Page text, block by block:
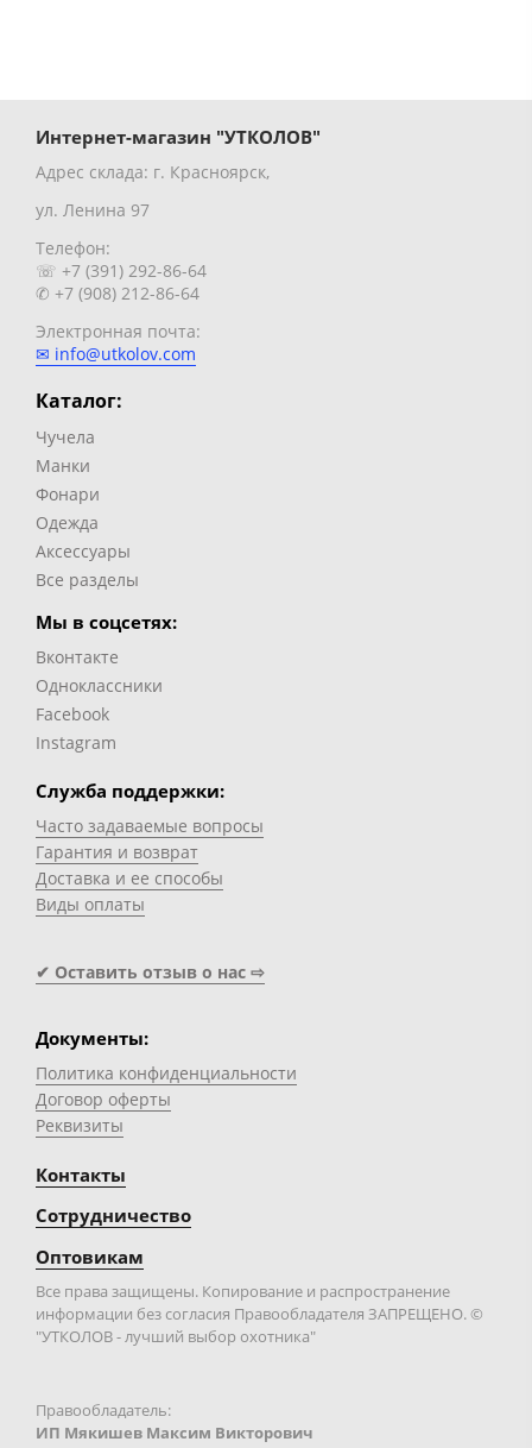
Интернет-магазин "УТКОЛОВ"
Адрес склада: г. Красноярск,
ул. Ленина 97
Телефон:
☏ +7 (391) 292-86-64
✆ +7 (908) 212-86-64
Электронная почта:
✉ info@utkolov.com
Каталог:
Чучела
Манки
Фонари
Одежда
Аксессуары
Все разделы
Мы в соцсетях:
Вконтакте
Одноклассники
Facebook
Instagram
Служба поддержки:
Часто задаваемые вопросы
Гарантия и возврат
Доставка и ее способы
Виды оплаты
✔ Оставить отзыв о нас ⇨
Документы:
Политика конфиденциальности
Договор оферты
Реквизиты
Контакты
Сотрудничество
Оптовикам
Все права защищены. Копирование и распространение
информации без согласия Правообладателя ЗАПРЕЩЕНО. ©
"УТКОЛОВ - лучший выбор охотника"
Правообладатель:
ИП Мякишев Максим Викторович